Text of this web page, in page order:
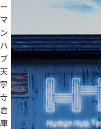
ー
マ
ン
ハ
ブ
天
寧
寺
倉
庫